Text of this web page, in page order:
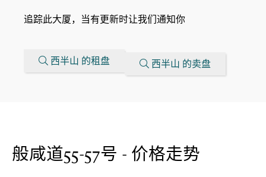
追踪此大厦，当有更新时让我们通知你
西半山 的租盘 西半山 的卖盘
般咸道55-57号 - 价格走势